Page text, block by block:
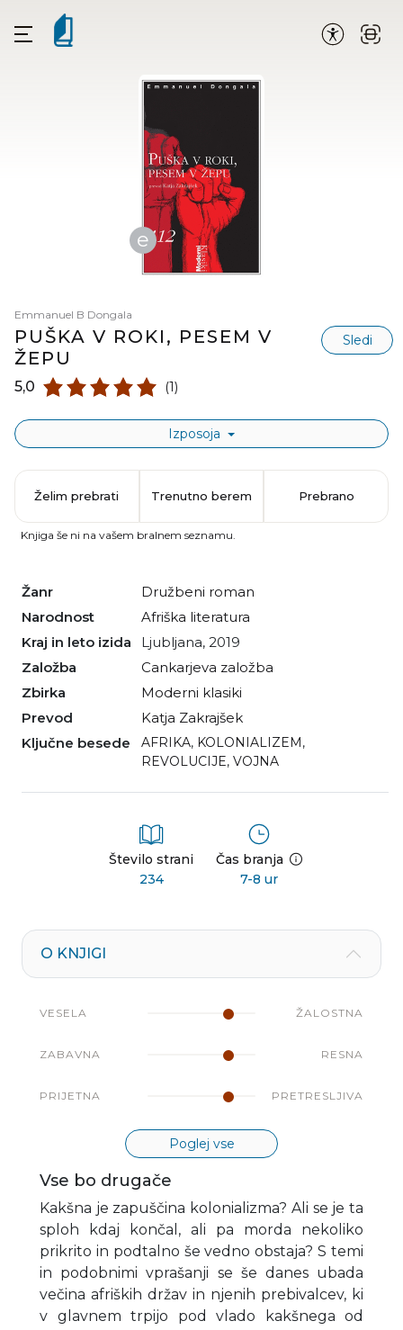
e
Emmanuel B Dongala
PUŠKA V ROKI, PESEM V
ŽEPU
Sledi
5,0 (1)
Izposoja
Žanr
družbeni roman
Narodnost
afriška literatura
Kraj in leto izida
Ljubljana, 2019
Založba
Cankarjeva založba
Zbirka
Moderni klasiki
Prevod
Katja Zakrajšek
Ključne besede
AFRIKA, KOLONIALIZEM,
REVOLUCIJE, VOJNA
Število strani
234
Čas branja
7-8 ur
Želim prebrati Trenutno berem Prebrano
Knjiga še ni na vašem bralnem seznamu.
O KNJIGI
VESELA ŽALOSTNA
ZABAVNA RESNA
PRIJETNA PRETRESLJIVA
Poglej vse
Vse bo drugače
Kakšna je zapuščina kolonializma? Ali se je ta
sploh kdaj končal, ali pa morda nekoliko
prikrito in podtalno še vedno obstaja? S temi
in podobnimi vprašanji se še danes ubada
večina afriških držav in njenih prebivalcev, ki
v glavnem trpijo pod vlado kakšnega od